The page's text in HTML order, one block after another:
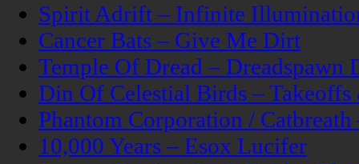
Spirit Adrift – Infinite
Cancer Bats – Give Me Dirt
Temple Of Dread – Dreadspawn
Din Of Celestial Birds –
Phantom Corporation /
10,000 Years – Esox Lucifer